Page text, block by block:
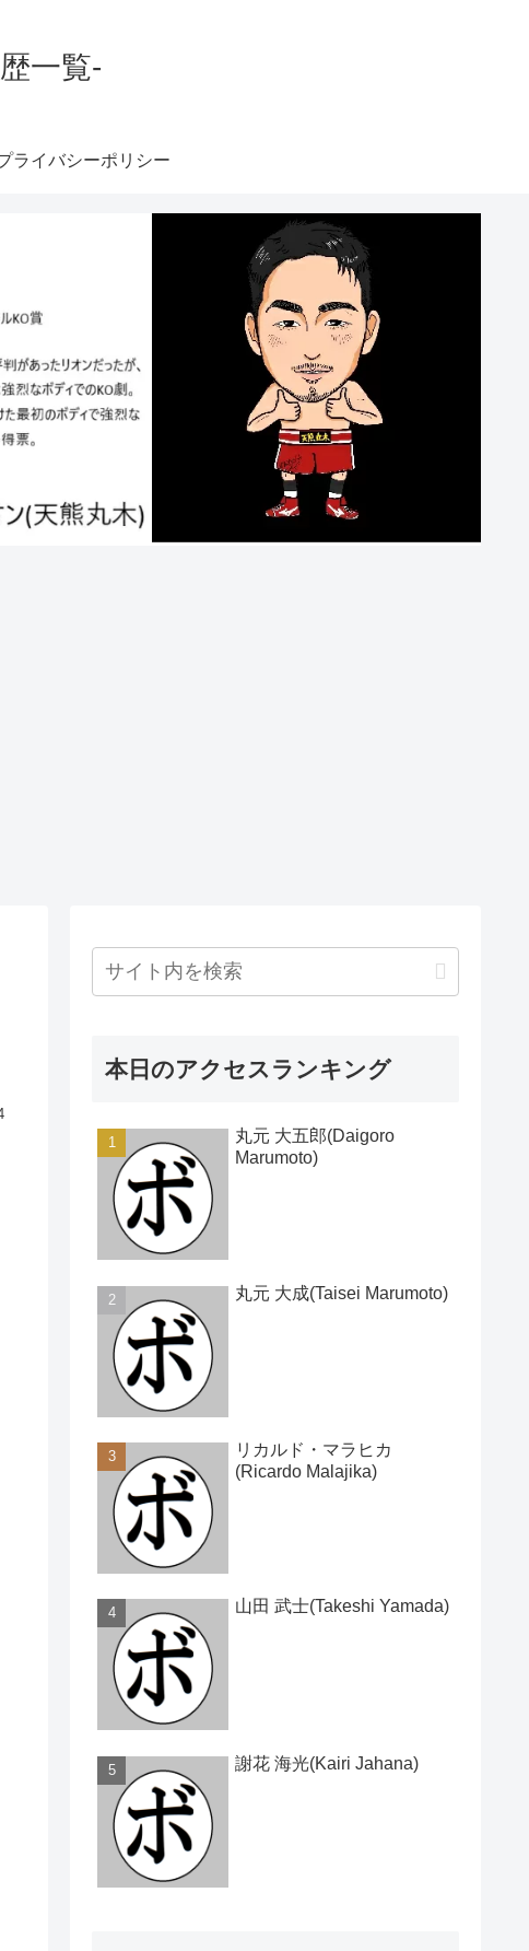
一覧-
ライバシーポリシー
本日のアクセスランキング
丸元 大五郎(Daigoro
Marumoto)
丸元 大成(Taisei Marumoto)
リカルド・マラヒカ
(Ricardo Malajika)
山田 武士(Takeshi Yamada)
謝花 海光(Kairi Jahana)